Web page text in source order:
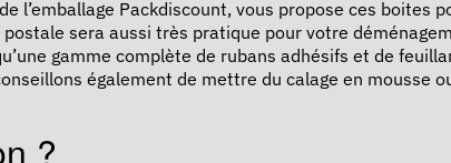
l’emballage Packdiscount, vous propose ces boites
postale sera aussi très pratique pour votre
gamme complète de rubans adhésifs et de
également de mettre du calage en mousse
?